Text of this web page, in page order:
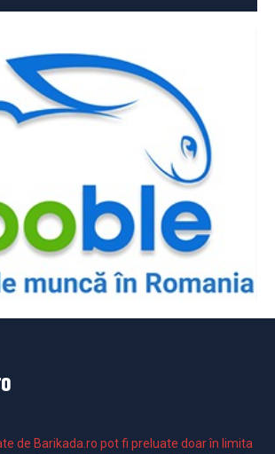
de Barikada.ro pot fi preluate doar în limita